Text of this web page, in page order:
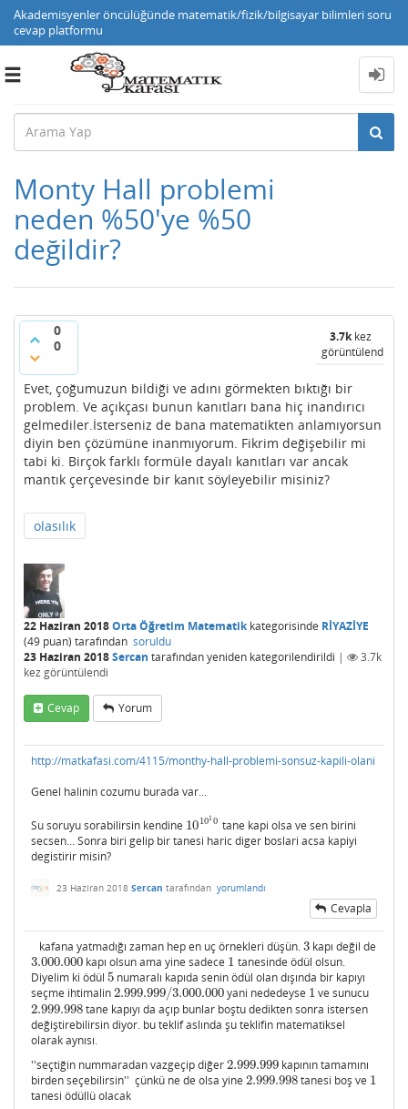
Akademisyenler öncülüğünde matematik/fizik/bilgisayar bilimleri soru
cevap platformu
Toggle
Monty Hall problemi
neden %50'ye %50
değildir?
0
0
3.7kkez
görüntülendi
Evet, çoğumuzun bildiği ve adını görmekten bıktığı bir
problem. Ve açıkçası bunun kanıtları bana hiç inandırıcı
gelmediler.İsterseniz de bana matematikten anlamıyorsun
diyin ben çözümüne inanmıyorum. Fikrim değişebilir mi
tabi ki. Birçok farklı formüle dayalı kanıtları var ancak
mantık çerçevesinde bir kanıt söyleyebilir misiniz?
olasılık
22 Haziran 2018Orta Öğretim Matematikkategorisinde RİYAZİYE
(49 puan) tarafından soruldu
23 Haziran 2018Sercan tarafındanyeniden kategorilendirildi |
3.7k
kez görüntülendi
Cevap Yorum
http://matkafasi.com/4115/monthy-hall-problemi-sonsuz-kapili-olani
Genel halinin cozumu burada var...
Su soruyu sorabilirsin kendine 101010
1010 1 0tane kapi olsa ve sen birini
secsen... Sonra biri gelip bir tanesi haric diger boslari acsa kapiyi
degistirir misin?
23 Haziran 2018 Sercan tarafından yorumlandı
Cevapla
kafana yatmadığı zaman hep en uç örnekleri düşün.3
3 kapı değil de
3.000.000
3.000.000 kapı olsun ama yine sadece 1
1 tanesinde ödül olsun.
Diyelim ki ödül 5
5 numaralı kapıda senin ödül olan dışında bir kapıyı
seçme ihtimalin2.999.999/3.000.000
2.999.999/3.000.000 yani nededeyse 1
1ve sunucu
2.999.998
2.999.998 tane kapıyı da açıp bunlar boştu dedikten sonra istersen
değiştirebilirsin diyor. bu teklif aslında şu teklifin matematiksel
olarak aynısı.
''seçtiğin nummaradan vazgeçip diğer2.999.999
2.999.999 kapının tamamını
birden seçebilirsin'' çünkü ne de olsa yine 2.999.998
2.999.998 tanesi boş ve 1
1
tanesi ödüllü olacak